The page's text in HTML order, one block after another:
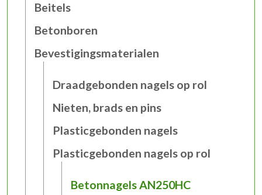
Beitels
Betonboren
Bevestigingsmaterialen
Draadgebonden nagels op rol
Nieten, brads en pins
Plasticgebonden nagels
Plasticgebonden nagels op rol
Betonnagels AN250HC